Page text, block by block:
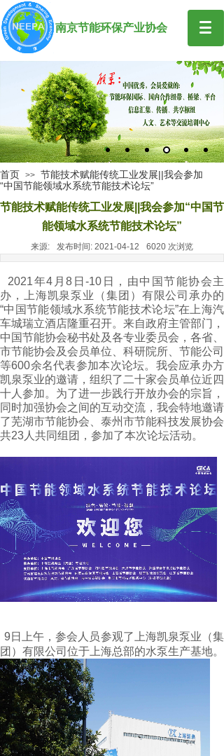
南京节能环保产业协会
首页 >> 节能技术赋能传统工业发展||我会参加
“中国节能领域水系统节能技术论坛”
节能技术赋能传统工业发展||我会参加“中国节
能领域水系统节能技术论坛”
来源: 发布时间: 2021-04-12 6020 次浏览
2021年4月8日-10日，由中国节能协会主
办，上海凯泉泵业（集团）有限公司承办的
“中国节能领域水系统节能技术论坛”在上海汽
车城瑞立酒店隆重召开。来自政府主管部门，
中国节能协会秘书处及各专业委员会，各省、
市节能协会及会员单位、科研院所、节能公司
等600余名代表参加本次论坛。我会应承办方
凯泉泵业的邀请，组织了二十家会员单位近四
十人参加。为了进一步践行开放办会的宗旨，
同时加强协会之间的互动交流，我会特地邀请
了芜湖市节能协会、泰州市节能科技发展协会
共23人共同组团，参加了本次论坛活动。
9日上午，参会人员参观了上海凯泉泵业（集
团）有限公司位于上海总部的水泵生产基地。